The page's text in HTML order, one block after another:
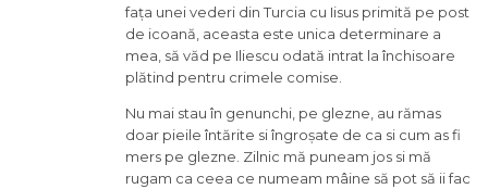
fața unei vederi din Turcia cu Iisus primită pe post
de icoană, aceasta este unica determinare a
mea, să văd pe Iliescu odată intrat la închisoare
plătind pentru crimele comise.
Nu mai stau în genunchi, pe glezne, au rămas
doar pieile întărite si îngroșate de ca si cum as fi
mers pe glezne. Zilnic mă puneam jos si mă
rugam ca ceea ce numeam mâine să pot să ii fac